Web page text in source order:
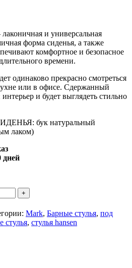
и универсальная
форма сиденья, а также
комфортное и безопасное
времени.
одинаково прекрасно смотреться
или в офисе. Сдержанный
и будет выглядеть стильно
бук натуральный
лаком)
дней
Mark, Барные стулья, под
стулья, стулья hansen